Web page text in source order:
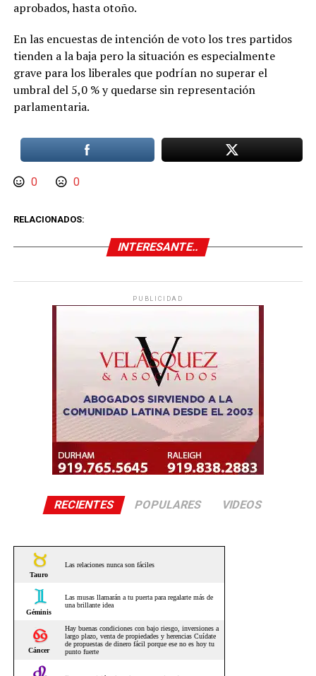
aprobados, hasta otoño.
En las encuestas de intención de voto los tres partidos
tienden a la baja pero la situación es especialmente
grave para los liberales que podrían no superar el
umbral del 5,0 % y quedarse sin representación
parlamentaria.
0 0
RELACIONADOS:
INTERESANTE..
PUBLICIDAD
RECIENTES POPULARES VIDEOS